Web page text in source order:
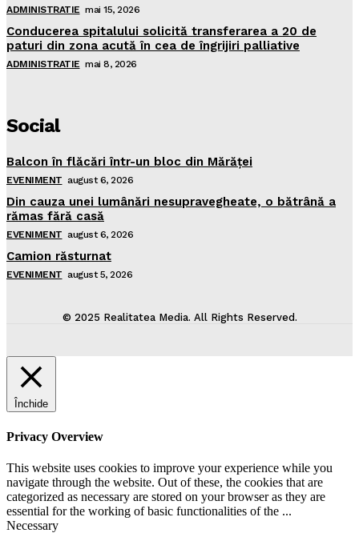
ADMINISTRATIE mai 15, 2026
Conducerea spitalului solicită transferarea a 20 de
paturi din zona acută în cea de îngrijiri palliative
ADMINISTRATIE mai 8, 2026
Social
Balcon în flăcări într-un bloc din Mărăţei
EVENIMENT august 6, 2026
Din cauza unei lumânări nesupravegheate, o bătrână a
rămas fără casă
EVENIMENT august 6, 2026
Camion răsturnat
EVENIMENT august 5, 2026
© 2025 Realitatea Media. All Rights Reserved.
Închide
Privacy Overview
This website uses cookies to improve your experience while you
navigate through the website. Out of these, the cookies that are
categorized as necessary are stored on your browser as they are
essential for the working of basic functionalities of the ...
Necessary